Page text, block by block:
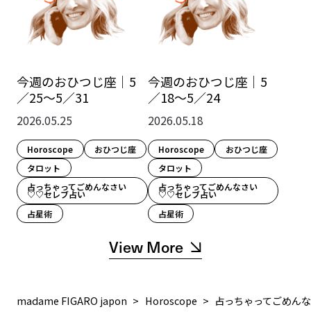
今週のおひつじ座｜5
／25～5／31
2026.05.25
Horoscope
おひつじ座
タロット
占っちゃってごめんなさい
♡♡セレブ占い
占星術
今週のおひつじ座｜5
／18～5／24
2026.05.18
Horoscope
おひつじ座
タロット
占っちゃってごめんなさい
♡♡セレブ占い
占星術
View More
madame FIGARO japon Horoscope 占っちゃってごめ